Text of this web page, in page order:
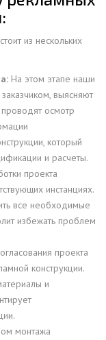
из нескольких
На этом этапе наши
выясняют
осмотр
который
и расчеты.
проекта
инстанциях.
все необходимые
избежать проблем
проекта
конструкции.
и
монтажа